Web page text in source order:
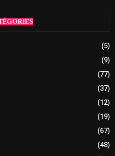
(5)
(9)
(77)
(37)
(12)
(19)
(67)
(48)